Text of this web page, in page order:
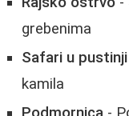
grebenima
Safari u pustinji
kamila